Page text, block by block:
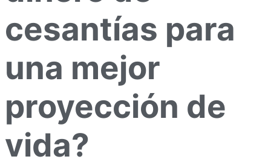
cesantías para
una mejor
proyección de
vida?